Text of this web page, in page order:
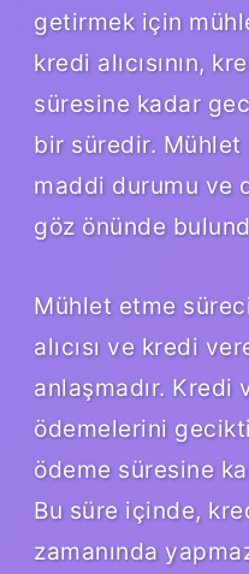
getirmek için
kredi alıcısının,
süresine kadar
bir süredir. Mühlet
maddi durumu ve
göz önünde
Mühlet etme
alıcısı ve kredi
anlaşmadır. Kredi
ödemelerini
ödeme süresine
Bu süre içinde,
zamanında